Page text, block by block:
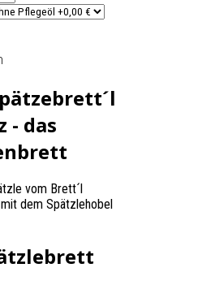
- das
vom Brett´l
dem Spätzlehobel